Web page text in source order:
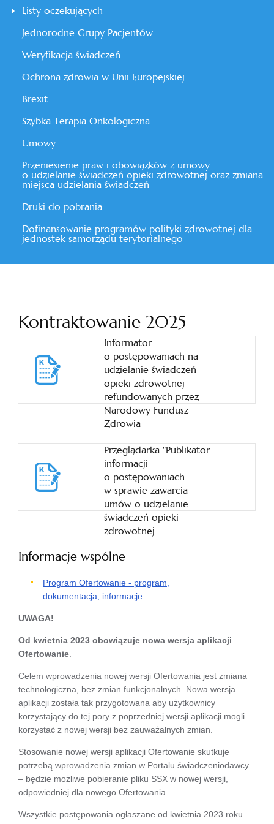
Listy oczekujących
Jednorodne Grupy Pacjentów
Weryfikacja świadczeń
Ochrona zdrowia w Unii Europejskiej
Brexit
Szybka Terapia Onkologiczna
Umowy
Przeniesienie praw i obowiązków z umowy
o udzielanie świadczeń opieki zdrowotnej oraz zmiana
miejsca udzielania świadczeń
Druki do pobrania
Dofinansowanie programów polityki zdrowotnej dla
jednostek samorządu terytorialnego
Kontraktowanie 2025
Informator
o postępowaniach na
udzielanie świadczeń
opieki zdrowotnej
refundowanych przez
Narodowy Fundusz
Zdrowia
Przeglądarka "Publikator
informacji
o postępowaniach
w sprawie zawarcia
umów o udzielanie
świadczeń opieki
zdrowotnej
Informacje wspólne
Program Ofertowanie - program,
dokumentacja, informacje
UWAGA!
Od kwietnia 2023 obowiązuje nowa wersja aplikacji
Ofertowanie
Celem wprowadzenia nowej wersji Ofertowania jest zmiana
technologiczna, bez zmian funkcjonalnych. Nowa wersja
aplikacji została tak przygotowana aby użytkownicy
korzystający do tej pory z poprzedniej wersji aplikacji mogli
korzystać z nowej wersji bez zauważalnych zmian.
Stosowanie nowej wersji aplikacji Ofertowanie skutkuje
potrzebą wprowadzenia zmian w Portalu świadczeniodawcy
– będzie możliwe pobieranie pliku SSX w nowej wersji,
odpowiedniej dla nowego Ofertowania.
Wszystkie postępowania ogłaszane od kwietnia 2023 roku